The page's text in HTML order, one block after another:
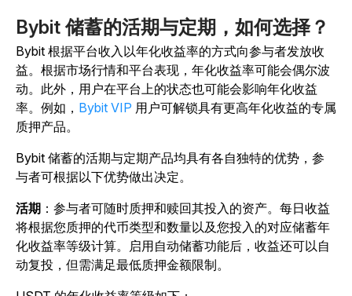
Bybit 储蓄的活期与定期，如何选择？
Bybit 根据平台收入以年化收益率的方式向参与者发放收
益。根据市场行情和平台表现，年化收益率可能会偶尔波
动。此外，用户在平台上的状态也可能会影响年化收益
率。例如， Bybit VIP 用户可解锁具有更高年化收益的专属
质押产品。
Bybit 储蓄的活期与定期产品均具有各自独特的优势，参
与者可根据以下优势做出决定。
活期 ：参与者可随时质押和赎回其投入的资产。每日收益
将根据您质押的代币类型和数量以及您投入的对应储蓄年
化收益率等级计算。启用自动储蓄功能后，收益还可以自
动复投，但需满足最低质押金额限制。